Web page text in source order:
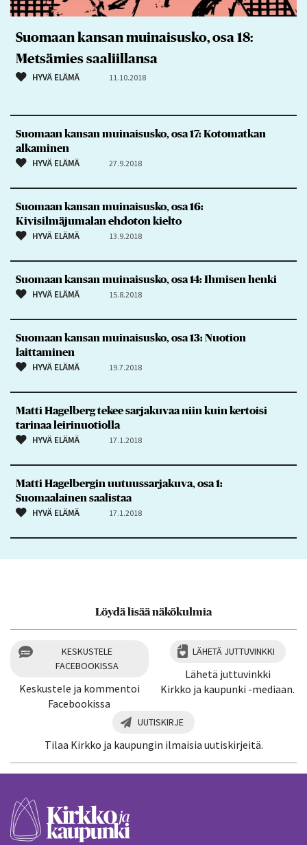
Suomaan kansan muinaisusko, osa 18:
Metsämies saaliillansa
HYVÄ ELÄMÄ 11.10.2018
Suomaan kansan muinaisusko, osa 17: Kotomatkan
alkaminen
HYVÄ ELÄMÄ 27.9.2018
Suomaan kansan muinaisusko, osa 16:
Kivisilmäjumalan ehdoton kielto
HYVÄ ELÄMÄ 13.9.2018
Suomaan kansan muinaisusko, osa 14: Ihmisen henki
HYVÄ ELÄMÄ 15.8.2018
Suomaan kansan muinaisusko, osa 13: Nuotion
laittaminen
HYVÄ ELÄMÄ 19.7.2018
Matti Hagelberg tekee sarjakuvaa niin kuin kertoisi
tarinaa leirinuotiolla
HYVÄ ELÄMÄ 17.1.2018
Matti Hagelbergin uutuussarjakuva, osa 1:
Suomaalainen saalistaa
HYVÄ ELÄMÄ 17.1.2018
Löydä lisää näkökulmia
KESKUSTELE
FACEBOOKISSA
Keskustele ja kommentoi
Facebookissa
LÄHETÄ JUTTUVINKKI
Lähetä juttuvinkki
Kirkko ja kaupunki -mediaan.
UUTISKIRJE
Tilaa Kirkko ja kaupungin ilmaisia uutiskirjeitä.